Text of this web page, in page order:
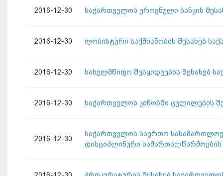
2016-12-30 საქართველოს ეროვნული ბანკის
2016-12-30 ლობისტური საქმიანობის შესახებ
2016-12-30 სახელმწიფო შესყიდვების შესახებ
2016-12-30 საქართველოს კანონში ცვლილების
2016-12-30
საქართველოს საერთო
დისციპლინური სამართალწარმოების